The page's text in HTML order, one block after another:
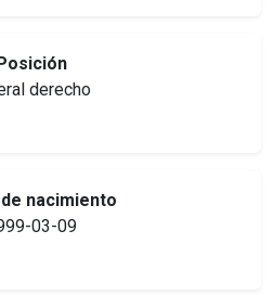
Posición
derecho
de nacimiento
03-09